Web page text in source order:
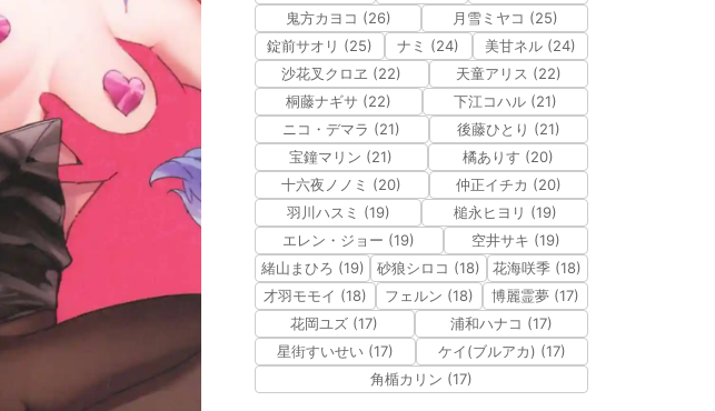
鬼方カヨコ (26)
月雪ミヤコ (25)
錠前サオリ (25)
ナミ (24)
美甘ネル (24)
沙花叉クロヱ (22)
天童アリス (22)
桐藤ナギサ (22)
下江コハル (21)
ニコ・デマラ (21)
後藤ひとり (21)
宝鐘マリン (21)
橘ありす (20)
十六夜ノノミ (20)
仲正イチカ (20)
羽川ハスミ (19)
槌永ヒヨリ (19)
エレン・ジョー (19)
空井サキ (19)
緒山まひろ (19)
砂狼シロコ (18)
花海咲季 (18)
才羽モモイ (18)
フェルン (18)
博麗霊夢 (17)
花岡ユズ (17)
浦和ハナコ (17)
星街すいせい (17)
ケイ(ブルアカ) (17)
角楯カリン (17)